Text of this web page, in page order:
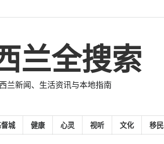
兰全搜索
兰新闻、生活资讯与本地指南
城 健康 心灵 视听 文化 移民